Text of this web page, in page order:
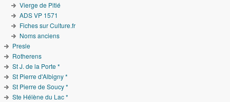
Vierge de Pitié
ADS VP 1571
Fiches sur Culture.fr
Noms anciens
Presle
Rotherens
St J. de la Porte *
St Pierre d'Albigny *
St Pierre de Soucy *
Ste Hélène du Lac *